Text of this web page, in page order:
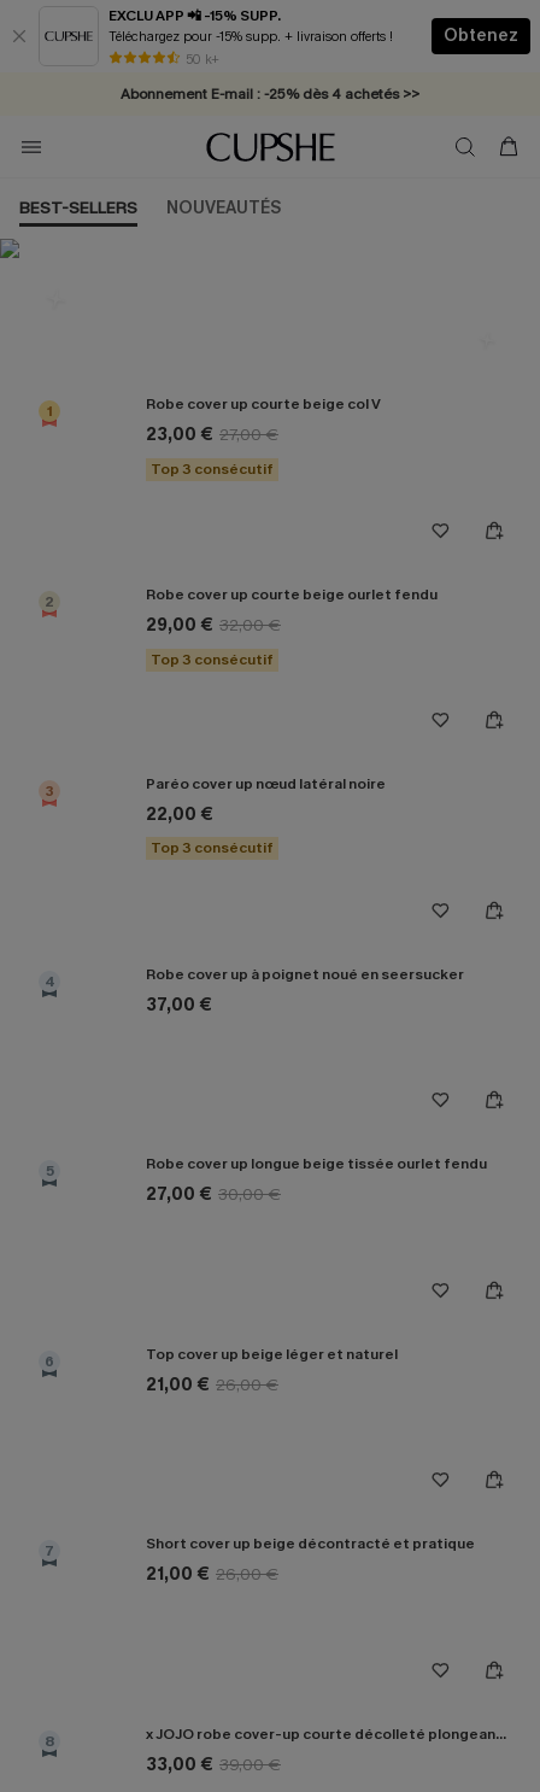
EXCLU APP 📲 -15% SUPP.
Téléchargez pour -15% supp. + livraison offerts !
50 k+
Obtenez
* Livraison éclair 2-3 jours ouvrés >>
Abonnement E-mail : -25% dès 4 achetés >>
BEST-SELLERS NOUVEAUTÉS
1 Robe cover up courte beige col V
23,00 € 27,00 €
Top 3 consécutif
2 Robe cover up courte beige ourlet fendu
29,00 € 32,00 €
Top 3 consécutif
3 Paréo cover up nœud latéral noire
22,00 €
Top 3 consécutif
4 Robe cover up à poignet noué en seersucker
37,00 €
5 Robe cover up longue beige tissée ourlet fendu
27,00 € 30,00 €
6 Top cover up beige léger et naturel
21,00 € 26,00 €
7 Short cover up beige décontracté et pratique
21,00 € 26,00 €
8 x JOJO robe cover-up courte décolleté plongeant manches longues
33,00 € 39,00 €